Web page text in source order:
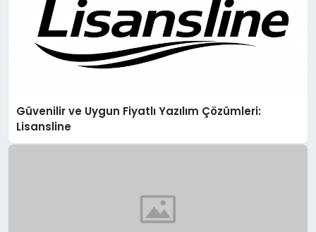
Güvenilir ve Uygun Fiyatlı Yazılım Çözümleri:
Lisansline